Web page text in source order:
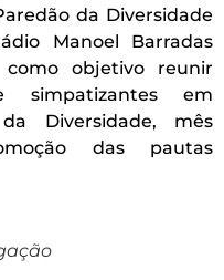
da Diversidade
Manoel Barradas
objetivo reunir
em
Diversidade, mês
das pautas